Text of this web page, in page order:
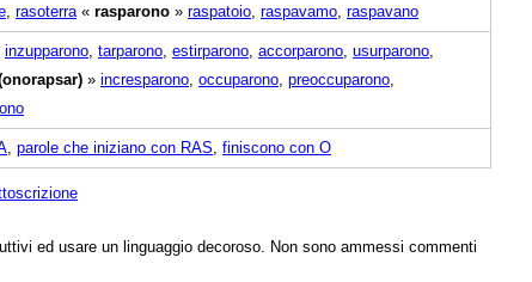
rasoterra « rasparono » raspatoio raspavamo raspavano
inzupparono tarparono estirparono accorparono usurparono
» incresparono occuparono preoccuparono
parole che iniziano con RAS finiscono con O
ed usare un linguaggio decoroso. Non sono ammessi commenti